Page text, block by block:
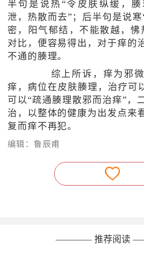
半句是说热“令皮肤纵缓，
泄，热散而去”；后半句是说
密，阳气郁结，不能散越，怫
对比，便容易得出，对于痒的
不通的腠理。
综上所诉，痒为邪微
痒，病位在皮肤腠理，治疗可
可以“疏通腠理散邪而治痒”，
治，以整体的健康为出发点来
复而痒不再犯。
编辑：鲁辰甫
———— 推荐阅读